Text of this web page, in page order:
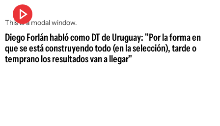
This is a modal window.
Diego Forlán habló como DT de Uruguay: "Por la forma en
que se está construyendo todo (en la selección), tarde o
temprano los resultados van a llegar"